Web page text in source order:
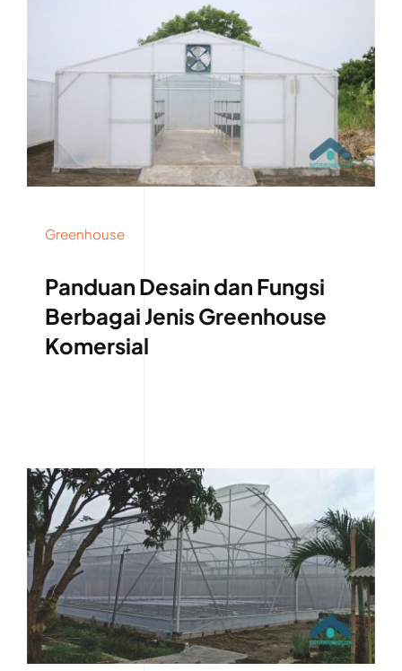
Greenhouse
Panduan Desain dan Fungsi
Berbagai Jenis Greenhouse
Komersial